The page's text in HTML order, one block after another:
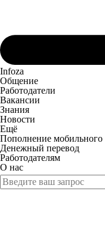
Infoza
Общение
Работодатели
Вакансии
Знания
Новости
Ещё
Пополнение мобильного
Денежный перевод
Работодателям
О нас